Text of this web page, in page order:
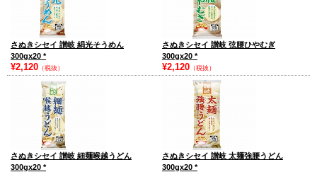
さぬきシセイ 讃岐 絹光そうめん
300gx20 *
¥2,120 （税抜）
さぬきシセイ 讃岐 弦腰ひやむぎ
300gx20 *
¥2,120 （税抜）
さぬきシセイ 讃岐 細麺喉越うどん
300gx20 *
さぬきシセイ 讃岐 太麺強腰うどん
300gx20 *